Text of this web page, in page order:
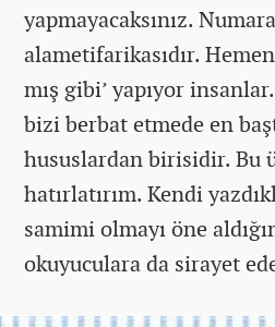
yapmayacaksınız.
alametifarikasıdır.
mış gibi’ yapıyor
bizi berbat etmede en
hususlardan birisidir. Bu
hatırlatırım. Kendi
samimi olmayı öne
okuyuculara da sirayet